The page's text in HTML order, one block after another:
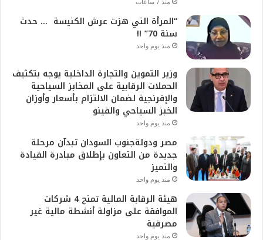
منذ 7 ساعات
“المرأة التي هزت عرش الكنيسة … حدث
سنة 70” !!
منذ يوم واحد
وزير التموين والتجارة الداخلية يوجه بتكثيف
الحملات الرقابية على المخابز السياحية
والإفرنجية لضمان الالتزام بأسعار وأوزان
الخبز السياحي والفينو
منذ يوم واحد
مصر ودولةجنوب السودان تبدآن مرحلة
جديدة من التعاون بإطلاق مبادرة القيادة
والتميز
منذ يوم واحد
هيئة الرقابة المالية تمنح 4 شركات
الموافقة على مزاولة أنشطة مالية غير
مصرفية
منذ يوم واحد